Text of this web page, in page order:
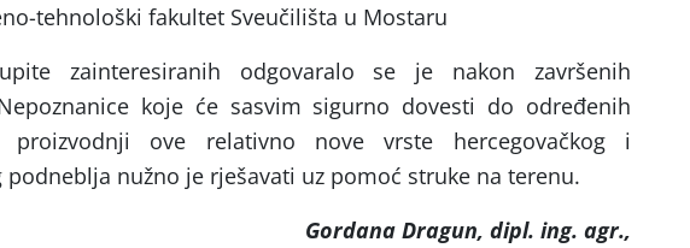
tehnološki fakultet Sveučilišta u Mostaru
zainteresiranih odgovaralo se je nakon završenih
koje će sasvim sigurno dovesti do određenih
ove relativno nove vrste hercegovačkog i
podneblja nužno je rješavati uz pomoć struke na terenu.
Gordana Dragun, dipl. ing. agr.,